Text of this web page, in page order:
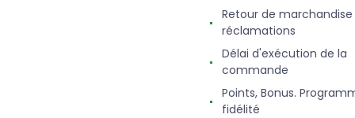
Retour de
réclamations
Délai d'exécution de la
commande
Points, Bonus.
fidélité